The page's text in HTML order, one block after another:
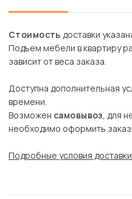
Стоимость доставки
Подъем мебели в квартиру
зависит от веса заказа.
Доступна дополнительная
времени.
Возможен самовывоз, для
необходимо оформить заказ.
Подробные условия доставки